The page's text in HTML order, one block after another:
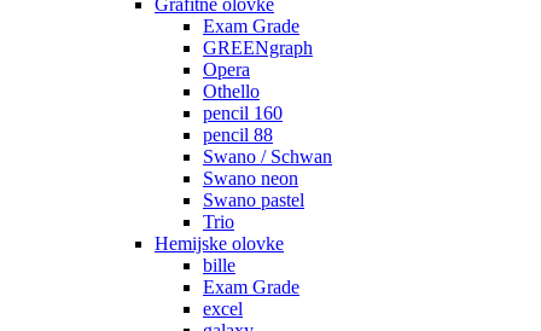
Grafitne olovke
Exam Grade
GREENgraph
Opera
Othello
pencil 160
pencil 88
Swano / Schwan
Swano neon
Swano pastel
Trio
Hemijske olovke
bille
Exam Grade
excel